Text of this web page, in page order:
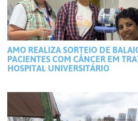
AMO REALIZA SORTEIO DE
PACIENTES COM CÂNCER EM
HOSPITAL UNIVERSITÁRIO